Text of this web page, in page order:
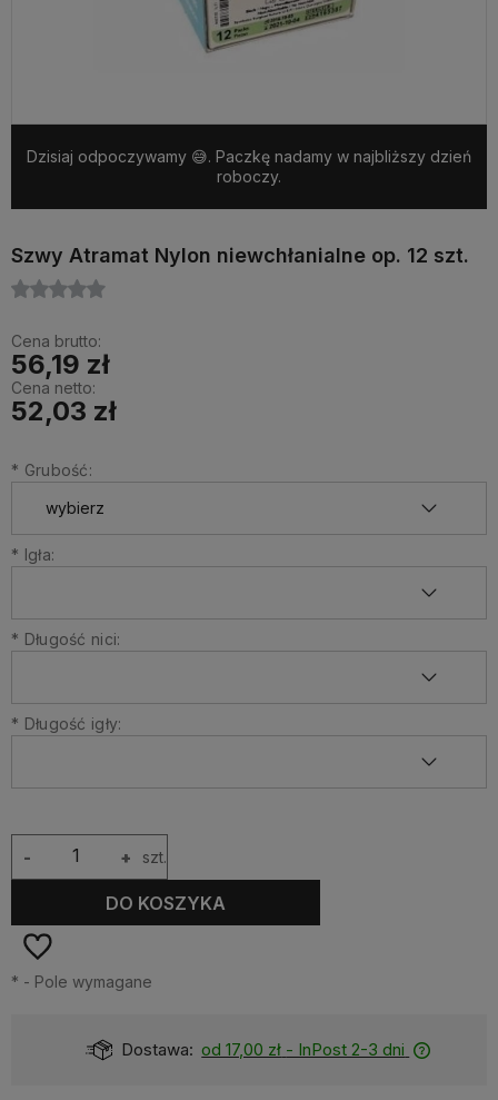
Dzisiaj odpoczywamy 😅. Paczkę nadamy w najbliższy dzień
roboczy.
Szwy Atramat Nylon niewchłanialne op. 12 szt.
Cena brutto:
56,19 zł
Cena netto:
52,03 zł
* Grubość:
* Igła:
* Długość nici:
* Długość igły:
+
- szt.
DO KOSZYKA
* - Pole wymagane
Dostępność: Dostępny